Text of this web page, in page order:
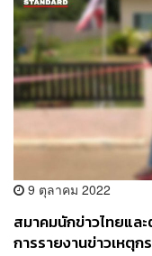
9 ตุลาคม 2022
สมาคมนักข่าวไทยแล
การรายงานข่าวเหตุ